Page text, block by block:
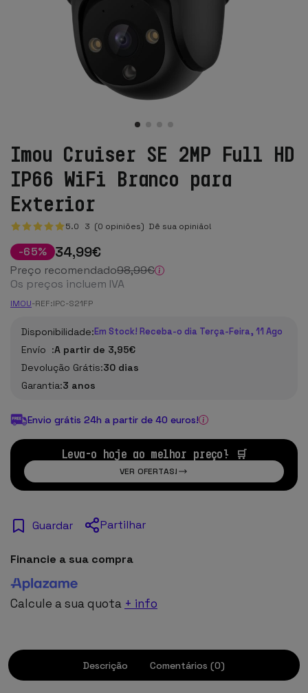
Imou Cruiser SE 2MP Full HD
IP66 WiFi Branco para
Exterior
5.0 3 (0 opiniões) Dê sua opinião!
-65% 34,99€
Preço recomendado98,99€
Os preços incluem IVA
IMOU-REF:IPC-S21FP
Disponibilidade:Em Stock! Receba-o dia Terça-Feira, 11 Ago
Envío :A partir de 3,95€
Devolução Grátis:30 dias
Garantia:3 anos
Envio grátis 24h a partir de 40 euros!
Leva-o hoje ao melhor preço! 🛒
VER OFERTAS!
Guardar Partilhar
Financie a sua compra
Calcule a sua quota + info
Descrição Comentários (0)